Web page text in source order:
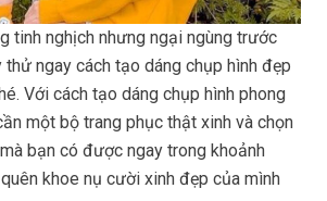
tinh nghịch nhưng ngại ngùng trước
thử ngay cách tạo dáng chụp hình đẹp
Với cách tạo dáng chụp hình phong
một bộ trang phục thật xinh và chọn
bạn có được ngay trong khoảnh
khoe nụ cười xinh đẹp của mình